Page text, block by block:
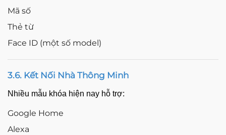
Mã số
Thẻ từ
Face ID (một số model)
3.6. Kết Nối Nhà Thông Minh
Nhiều mẫu khóa hiện nay hỗ trợ:
Google Home
Alexa